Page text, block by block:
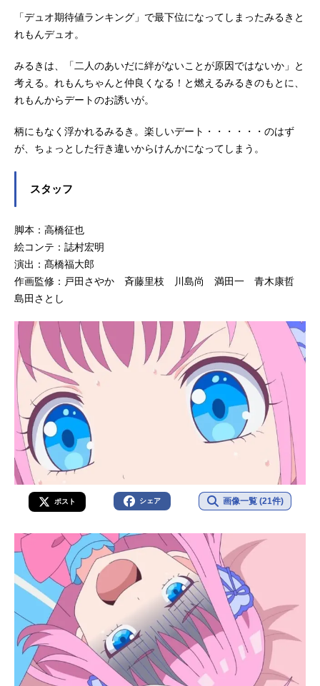
「デュオ期待値ランキング」で最下位になってしまったみるきと
れもんデュオ。
みるきは、「二人のあいだに絆がないことが原因ではないか」と
考える。れもんちゃんと仲良くなる！と燃えるみるきのもとに、
れもんからデートのお誘いが。
柄にもなく浮かれるみるき。楽しいデート・・・・・・のはず
が、ちょっとした行き違いからけんかになってしまう。
スタッフ
脚本：高橋征也
絵コンテ：誌村宏明
演出：髙橋福大郎
作画監修：戸田さやか 斉藤里枝 川島尚 満田一 青木康哲
島田さとし
ポスト シェア 画像一覧 (21件)